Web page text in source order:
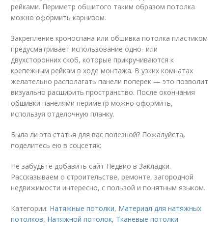
рейками. Периметр обшитого таким образом потолка
можно оформить карнизом.
Закрепление кроноспана или обшивка потолка пластиком
предусматривает использование одно- или
двухсторонних скоб, которые прикручиваются к
крепежным рейкам в ходе монтажа. В узких комнатах
желательно располагать панели поперек — это позволит
визуально расширить пространство. После окончания
обшивки панелями периметр можно оформить,
используя отделочную планку.
Была ли эта статья для вас полезной? Пожалуйста,
поделитесь ею в соцсетях:
Не забудьте добавить сайт Недвио в Закладки.
Рассказываем о строительстве, ремонте, загородной
недвижимости интересно, с пользой и понятным языком.
Категории: Натяжные потолки, Материал для натяжных
потолков, Натяжной потолок, Тканевые потолки